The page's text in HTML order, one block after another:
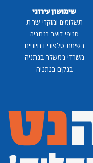
שימושון עירוני
תשלומים ומוקדי שרות
סניפי דואר בנתניה
רשימת טלפונים חיוניים
משרדי ממשלה בנתניה
בנקים בנתניה